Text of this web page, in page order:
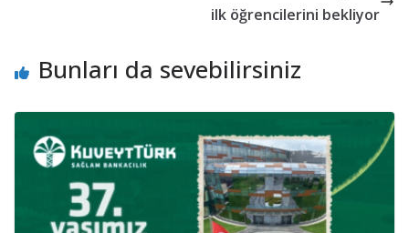
ilk öğrencilerini bekliyor
Bunları da sevebilirsiniz